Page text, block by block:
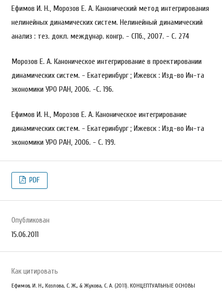
Ефимов И. Н., Морозов Е. А. Канонический метод интегрирования
нелинейных динамических систем. Нелинейный динамический
анализ : тез. докл. междунар. конгр. - СПб., 2007. - С. 274
Морозов Е. А. Каноническое интегрирование в проектировании
динамических систем. - Екатеринбург ; Ижевск : Изд-во Ин-та
экономики УРО РАН, 2006. -С. 196.
Ефимов И. Н., Морозов Е. А. Каноническое интегрирование
динамических систем. - Екатеринбург ; Ижевск : Изд-во Ин-та
экономики УРО РАН, 2006. - С. 199.
PDF
Опубликован
15.06.2011
Как цитировать
Ефимов, И. Н., Козлова, С. Ж., & Жукова, С. А. (2011). КОНЦЕПТУАЛЬНЫЕ ОСНОВЫ